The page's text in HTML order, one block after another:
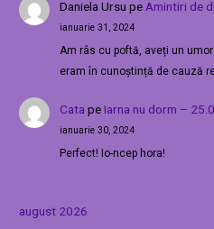
Daniela Ursu pe Amintiri de
ianuarie 31, 2024
Am râs cu poftă, aveți un
eram în cunoștință de cauză
Cata pe Iarna nu dorm –
ianuarie 30, 2024
Perfect! Io-ncep hora!
august 2026